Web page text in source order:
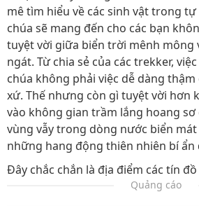
mê tìm hiểu về các sinh vật trong
chúa sẽ mang đến cho các bạn
tuyệt vời giữa biển trời mênh mông
ngát. Từ chia sẻ của các trekker,
chúa không phải việc dễ dàng
xứ. Thế nhưng còn gì tuyệt vời hơn
vào không gian trầm lắng hoang sơ
vùng vẫy trong dòng nước biển
những hang động thiên nhiên bí ẩn
Đây chắc chắn là địa điểm các tín đồ
Quảng cáo